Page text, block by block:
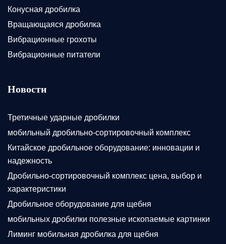
Конусная дробилка
Вращающаяся дробилка
Вибрационные грохоты
Вибрационные питатели
Новости
Третичные ударные дробилки
мобильный дробильно-сортировочный комплекс
Китайское дробильное оборудование: инновации и
надежность
Дробильно-сортировочный комплекс цена, выбор и
характеристики
Дробильное оборудование для щебня
мобильных дробилки полезные ископаемые картинки
Лиминг мобильная дробилка для щебня